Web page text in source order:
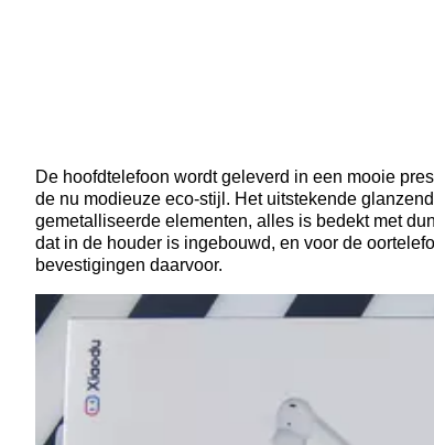
De hoofdtelefoon wordt geleverd in een mooie
de nu modieuze eco-stijl. Het uitstekende
gemetalliseerde elementen, alles is bedekt met
dat in de houder is ingebouwd, en voor de
bevestigingen daarvoor.